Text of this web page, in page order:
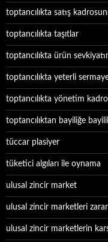
toptancılıkta satış
toptancılıkta taşıtlar
toptancılıkta ürün
toptancılıkta yeterli
toptancılıkta yönetim
toptancılıktan bayiliğe
tüccar plasiyer
tüketici algıları ile oynama
ulusal zincir market
ulusal zincir marketleri
ulusal zincir marketlerin